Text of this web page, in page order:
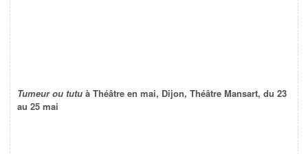
Tumeur ou tutu à Théâtre en mai, Dijon, Théâtre Mansart, du 23
au 25 mai